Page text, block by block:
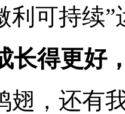
利可持续
长得更好
，还有我